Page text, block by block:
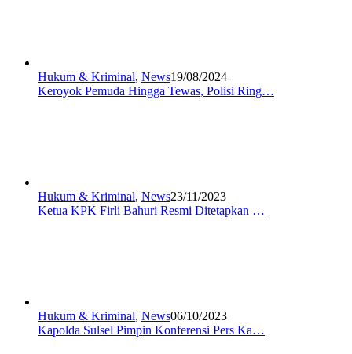
Hukum & Kriminal, News19/08/2024
Keroyok Pemuda Hingga Tewas, Polisi Ring…
Hukum & Kriminal, News23/11/2023
Ketua KPK Firli Bahuri Resmi Ditetapkan …
Hukum & Kriminal, News06/10/2023
Kapolda Sulsel Pimpin Konferensi Pers Ka…